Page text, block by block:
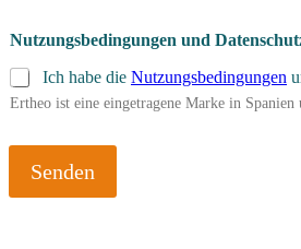
Nutzungsbedingungen und
Ich habe die Nutzungsbedingungen
Ertheo ist eine eingetragene Marke in
Senden